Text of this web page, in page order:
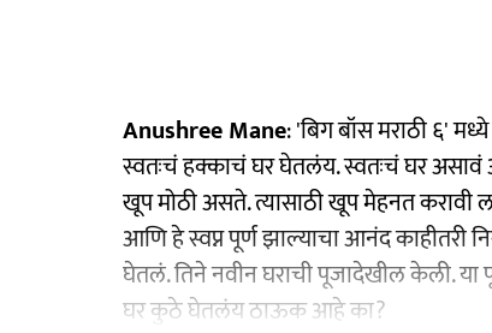
Anushree Mane: 'बिग बॉस मराठी ६'
स्वतःचं हक्काचं घर घेतलंय. स्वतःचं घर असावं
खूप मोठी असते. त्यासाठी खूप मेहनत करावी
आणि हे स्वप्न पूर्ण झाल्याचा आनंद काहीतरी
घेतलं. तिने नवीन घराची पूजादेखील केली. या
घर कुठे घेतलंय ठाऊक आहे का?